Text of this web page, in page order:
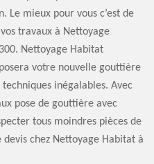
Le mieux pour vous c’est de
travaux à Nettoyage
Nettoyage Habitat
votre nouvelle gouttière
inégalables. Avec
pose de gouttière avec
tous moindres pièces de
chez Nettoyage Habitat à